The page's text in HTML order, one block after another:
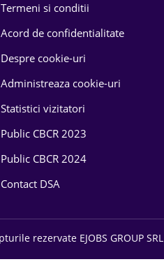
Termeni si conditii
Acord de confidentialitate
Despre cookie-uri
Administreaza cookie-uri
Statistici vizitatori
Public CBCR 2023
Public CBCR 2024
Contact DSA
rezervate EJOBS GROUP SRL